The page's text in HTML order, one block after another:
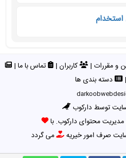
و مقررات | کاربران | تماس با ما|
| دسته بندی ها
توسط دارکوب
مدیریت محتوای دارکوب. با
صرف امور خیریه می گردد